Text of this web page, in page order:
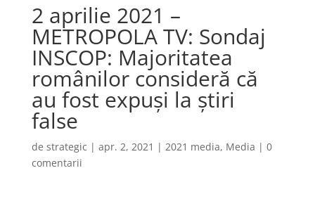
2 aprilie 2021 –
METROPOLA TV: Sondaj
INSCOP: Majoritatea
românilor consideră că
au fost expuşi la ştiri
false
de strategic | apr. 2, 2021 | 2021 media, Media | 0
comentarii